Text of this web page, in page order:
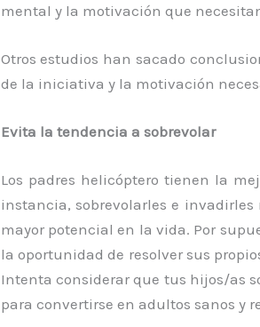
mental y la motivación que
Otros estudios han sacado
de la iniciativa y la motivación
Evita la tendencia a sobrevolar
Los padres helicóptero tienen la
instancia, sobrevolarles e
mayor potencial en la vida. Por
la oportunidad de resolver sus
Intenta considerar que tus hijos/as
para convertirse en adultos sanos y